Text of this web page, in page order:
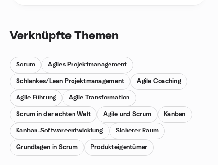
Verknüpfte Themen
Scrum Agiles Projektmanagement
Schlankes/Lean Projektmanagement Agile Coaching
Agile Führung Agile Transformation
Scrum in der echten Welt Agile und Scrum Kanban
Kanban-Softwareentwicklung Sicherer Raum
Grundlagen in Scrum Produkteigentümer